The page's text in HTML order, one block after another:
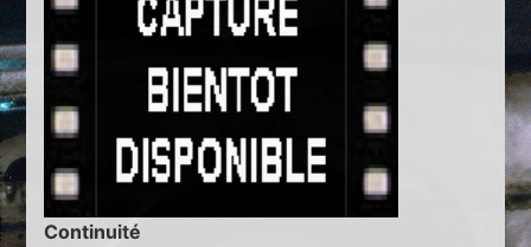
Continuité